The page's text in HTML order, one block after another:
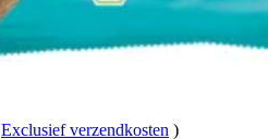
Exclusief verzendkosten )